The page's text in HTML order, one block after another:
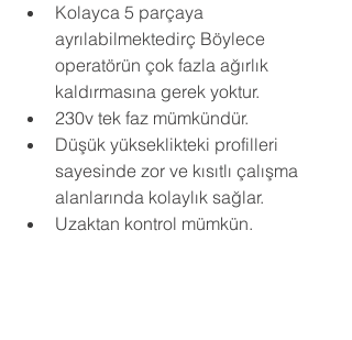
Kolayca 5 parçaya
ayrılabilmektedirç Böylece
operatörün çok fazla ağırlık
kaldırmasına gerek yoktur.
230v tek faz mümkündür.
Düşük yükseklikteki profilleri
sayesinde zor ve kısıtlı çalışma
alanlarında kolaylık sağlar.
Uzaktan kontrol mümkün.